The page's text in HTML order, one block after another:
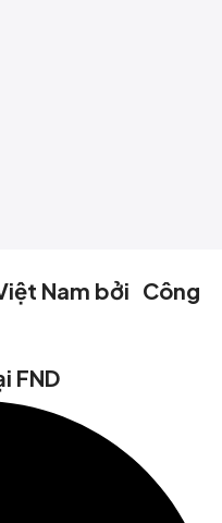
Nam bởi Công
FND